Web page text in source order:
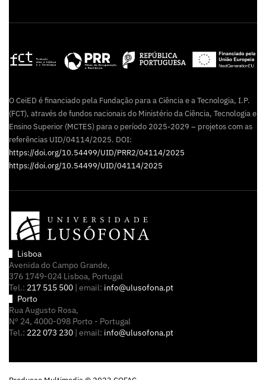
O CeiED é financiado pela Fundação para a Ciência e a Tecnologia, I.P.
(FCT), através de fundos nacionais do Ministério da Ciência, Tecnologia e
Ensino Superior (MCTES) para o período 2025-2029 – projetos com as
referências UID/04114/2025. DOI:
https://doi.org/10.54499/UID/PRR2/04114/2025
https://doi.org/10.54499/UID/04114/2025
Lisboa
Avenida do Campo Grande,
376 1749-024 Lisboa, Portugal
Tel.: 217 515 500 | email: info@ulusofona.pt
Porto
Rua Augusto Rosa,
Nº 24, 4000-098 Porto - Portugal
Tel.: 222 073 230 | email: info@ulusofona.pt